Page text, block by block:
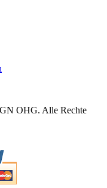
OHG. Alle Rechte